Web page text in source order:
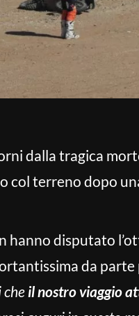
dalla tragica
col terreno dopo
hanno disputato
da parte
che il nostro viaggio